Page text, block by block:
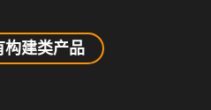
构建类产品